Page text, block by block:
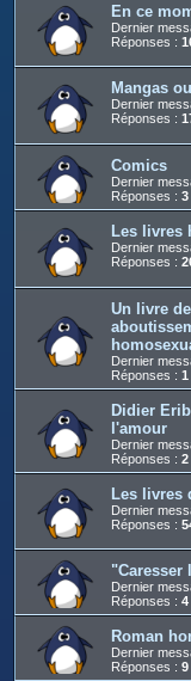
En ce
Dernier
Réponses :
Mangas
Dernier
Réponses :
Comics
Dernier
Réponses : 3
Les livres
Dernier
Réponses :
Un livre
Dernier
Réponses : 1
Didier
l'amour
Dernier
Réponses : 2
Les livres
Dernier
Réponses :
"Caresser
Dernier
Réponses : 4
Roman
Dernier
Réponses : 9